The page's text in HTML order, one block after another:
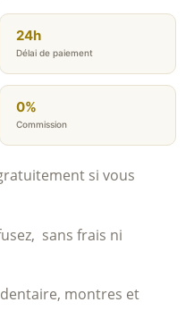
24h
Délai de paiement
0%
Commission
si vous
sans frais ni
montres et